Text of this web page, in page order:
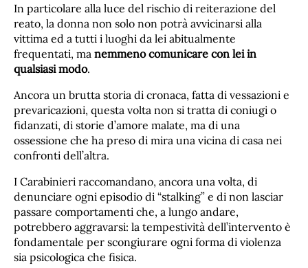
In particolare alla luce del rischio di reiterazione del
reato, la donna non solo non potrà avvicinarsi alla
vittima ed a tutti i luoghi da lei abitualmente
frequentati, ma nemmeno comunicare con lei in
qualsiasi modo.
Ancora un brutta storia di cronaca, fatta di vessazioni e
prevaricazioni, questa volta non si tratta di coniugi o
fidanzati, di storie d’amore malate, ma di una
ossessione che ha preso di mira una vicina di casa nei
confronti dell’altra.
I Carabinieri raccomandano, ancora una volta, di
denunciare ogni episodio di “stalking” e di non lasciar
passare comportamenti che, a lungo andare,
potrebbero aggravarsi: la tempestività dell’intervento è
fondamentale per scongiurare ogni forma di violenza
sia psicologica che fisica.